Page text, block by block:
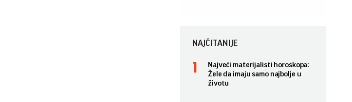
NAJČITANIJE
Najveći materijalisti horoskopa:
Žele da imaju samo najbolje u
životu